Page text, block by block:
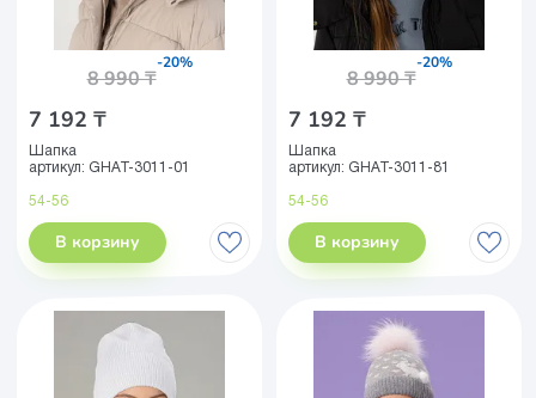
7 192 ₸
8 990 ₸
-20%
Шапка
артикул: GHAT-3011-01
54-56
В корзину
7 192 ₸
8 990 ₸
-20%
Шапка
артикул: GHAT-3011-81
54-56
В корзину